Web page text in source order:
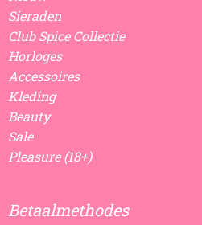
Sieraden
Club Spice Collectie
Horloges
Accessoires
Kleding
Beauty
Sale
Pleasure (18+)
Betaalmethodes